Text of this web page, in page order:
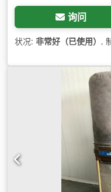
询问
状况: 非常好（已使用） ,